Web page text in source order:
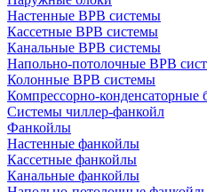
Настенные ВРВ системы
Кассетные ВРВ системы
Канальные ВРВ системы
Напольно-потолочные ВРВ
Колонные ВРВ системы
Компрессорно-конденсаторные
Системы чиллер-фанкойл
Фанкойлы
Настенные фанкойлы
Кассетные фанкойлы
Канальные фанкойлы